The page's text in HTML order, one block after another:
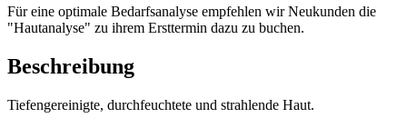
Für eine optimale Bedarfsanalyse empfehlen wir Neukunden die
"Hautanalyse" zu ihrem Ersttermin dazu zu buchen.
Beschreibung
Tiefengereinigte, durchfeuchtete und strahlende Haut.